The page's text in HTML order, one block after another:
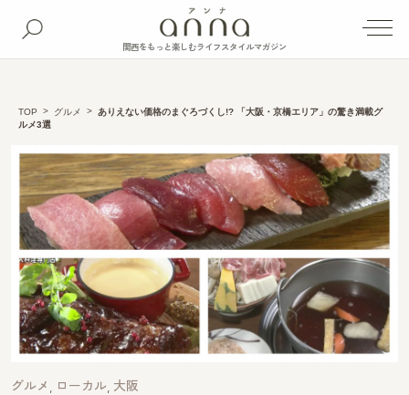
関西をもっと楽しむライフスタイルマガジン
TOP グルメ
ありえない価格のまぐろづくし!? 「大阪・京橋エリア」の驚き満載グ
ルメ3選
グルメ ローカル 大阪